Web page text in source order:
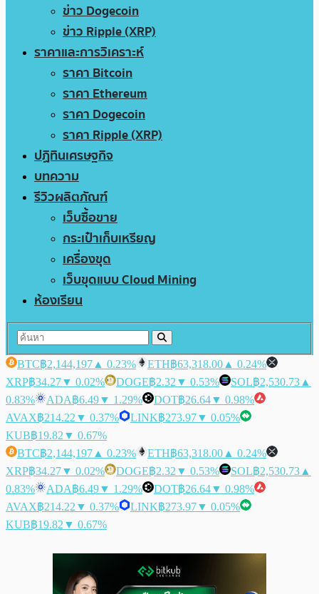
ข่าว Dogecoin
ข่าว Ripple (XRP)
ราคาและการวิเคราะห์
ราคา Bitcoin
ราคา Ethereum
ราคา Dogecoin
ราคา Ripple (XRP)
ปฏิทินเศรษฐกิจ
บทความ
รีวิวผลิตภัณฑ์
เว็บซื้อขาย
กระเป๋าเก็บเหรียญ
เครื่องขุด
เว็บขุดแบบ Cloud Mining
ห้องเรียน
BTC฿2,144,197 ▲ 0.23% ETH฿63,318.00 ▲ 0.24%
XRP฿34.27▼ 0.02% DOGE฿2.32 ▼ 0.53% SOL฿2,530.73 ▲
0.83%
ADA฿6.49▼ 1.29% DOT฿26.64▼ 0.98%
AVAX฿214.22 ▼ 0.37% LINK฿273.97▼ 0.05%
KUB฿19.82 ▼ 0.67%
BTC฿2,144,197 ▲ 0.23% ETH฿63,318.00 ▲ 0.24%
XRP฿34.27▼ 0.02% DOGE฿2.32 ▼ 0.53% SOL฿2,530.73 ▲
0.83%
ADA฿6.49▼ 1.29% DOT฿26.64▼ 0.98%
AVAX฿214.22 ▼ 0.37% LINK฿273.97▼ 0.05%
KUB฿19.82 ▼ 0.67%